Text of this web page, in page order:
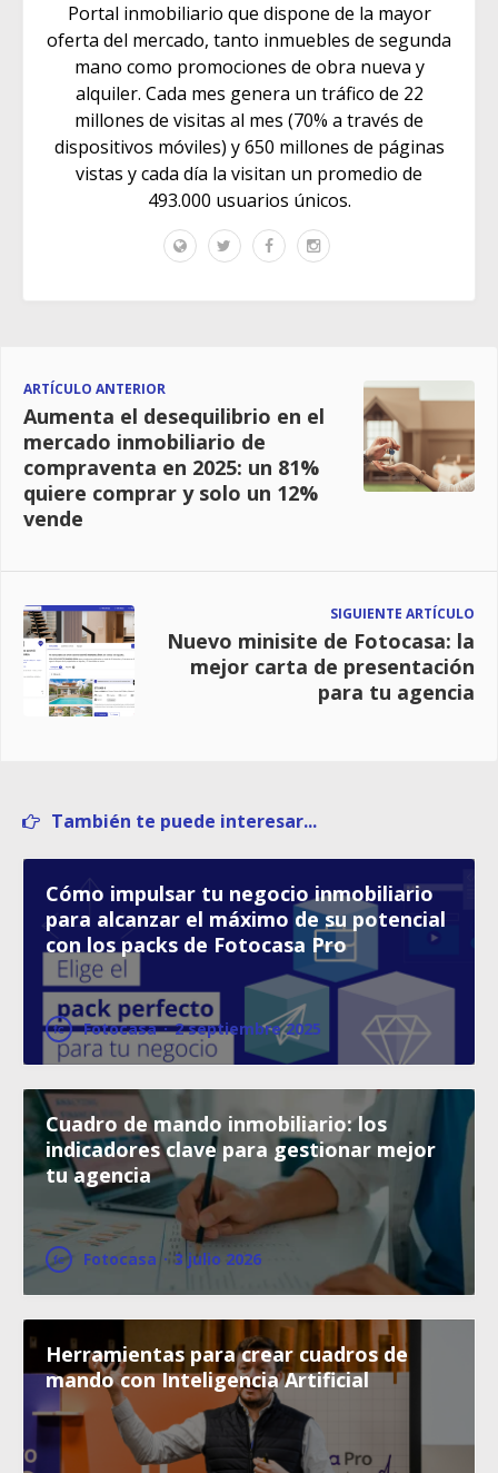
Portal inmobiliario que dispone de la mayor
oferta del mercado, tanto inmuebles de segunda
mano como promociones de obra nueva y
alquiler. Cada mes genera un tráfico de 22
millones de visitas al mes (70% a través de
dispositivos móviles) y 650 millones de páginas
vistas y cada día la visitan un promedio de
493.000 usuarios únicos.
ARTÍCULO ANTERIOR
Aumenta el desequilibrio en el
mercado inmobiliario de
compraventa en 2025: un 81%
quiere comprar y solo un 12%
vende
SIGUIENTE ARTÍCULO
Nuevo minisite de Fotocasa: la
mejor carta de presentación
para tu agencia
También te puede interesar...
Cómo impulsar tu negocio inmobiliario
para alcanzar el máximo de su potencial
con los packs de Fotocasa Pro
Fotocasa · 2 septiembre 2025
Cuadro de mando inmobiliario: los
indicadores clave para gestionar mejor
tu agencia
Fotocasa · 3 julio 2026
Herramientas para crear cuadros de
mando con Inteligencia Artificial